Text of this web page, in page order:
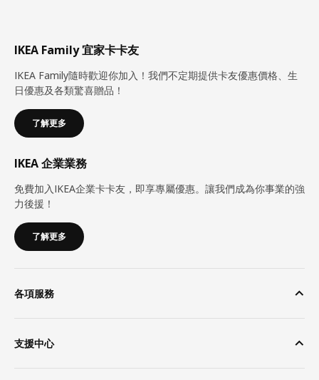
IKEA Family 宜家卡卡友
IKEA Family隨時歡迎你加入！我們不定期提供卡友優惠價格、生
日優惠及各類驚喜贈品！
了解更多
IKEA 企業業務
免費加入IKEA企業卡卡友，即享專屬優惠。讓我們成為你事業的強
力後援！
了解更多
各項服務
支援中心